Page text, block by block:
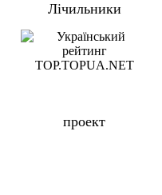
Лічильники
проект